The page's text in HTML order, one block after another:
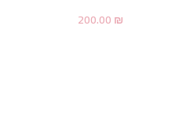
200.00₪